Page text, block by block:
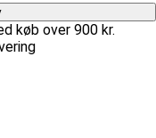
køb over 900 kr.